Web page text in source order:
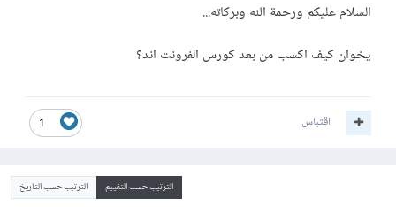
السلام عليكم ورحمة الله وبركاته...
يخوان كيف اكسب من بعد كورس الفرونت اند؟
1 اقتباس
الترتيب حسب التقييم الترتيب حسب التاريخ